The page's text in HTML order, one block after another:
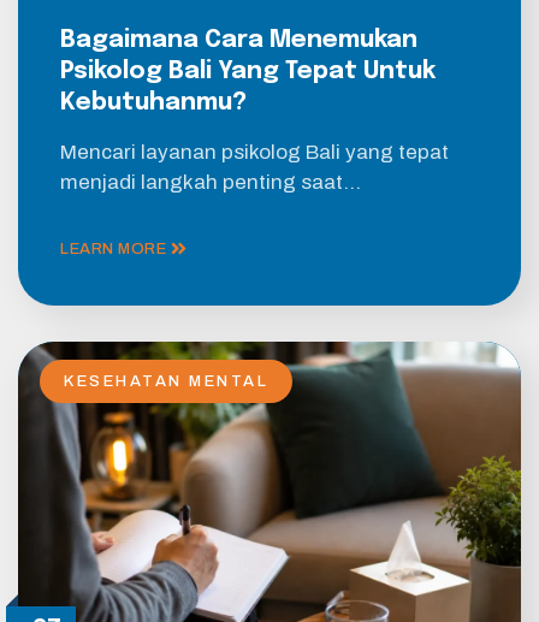
Bagaimana Cara Menemukan
Psikolog Bali Yang Tepat Untuk
Kebutuhanmu?
Mencari layanan psikolog Bali yang tepat
menjadi langkah penting saat…
LEARN MORE
KESEHATAN MENTAL